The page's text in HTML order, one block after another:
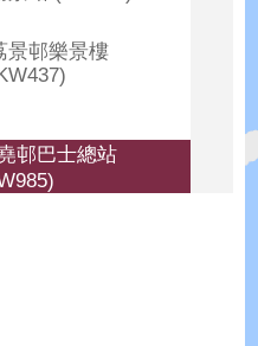
景邨樂景樓
邨巴士總站